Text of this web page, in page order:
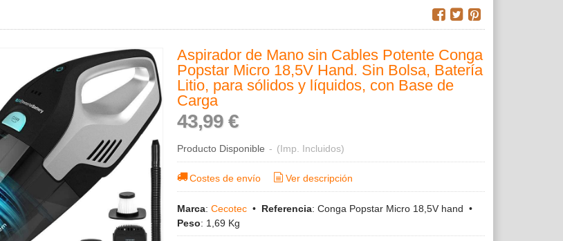
Aspirador de Mano sin Cables Potente Conga
Popstar Micro 18,5V Hand. Sin Bolsa, Batería
Litio, para sólidos y líquidos, con Base de
Carga
43,99 €
Producto Disponible - (Imp. Incluidos)
Costes de envío Ver descripción
Marca: Cecotec • Referencia: Conga Popstar Micro 18,5V hand •
Peso: 1,69 Kg